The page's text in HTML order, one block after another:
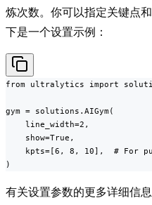
炼次数。你可以指定关键点
下是一个设置示例：
from ultralytics import
gym = solutions.AIGym(
    line_width=2,
    show=True,
kpts=[6, 8, 10],  # For
)
有关设置参数的更多详细信